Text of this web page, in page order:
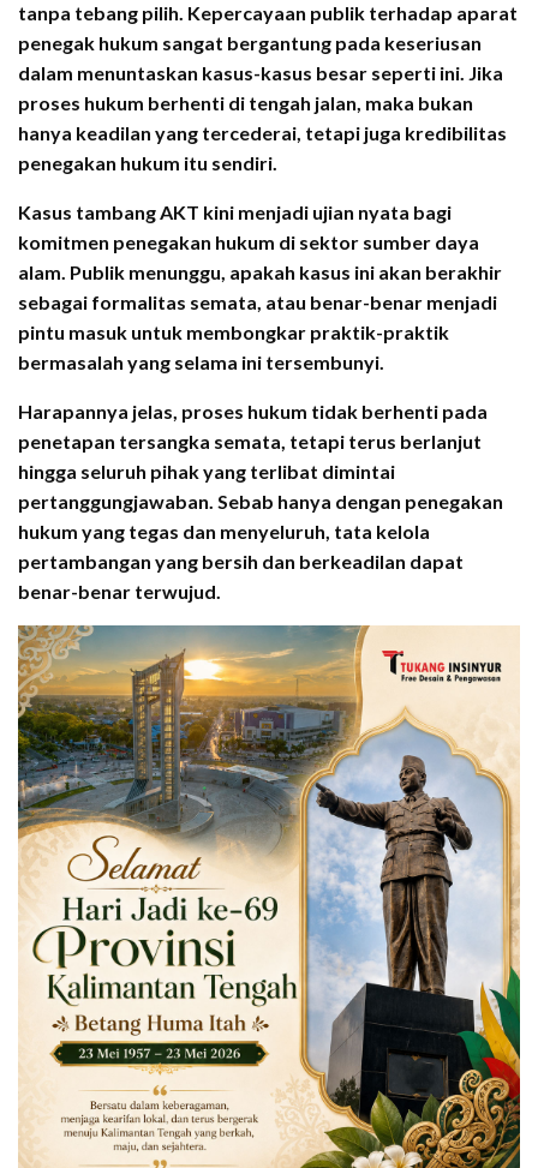
tanpa tebang pilih. Kepercayaan publik terhadap aparat
penegak hukum sangat bergantung pada keseriusan
dalam menuntaskan kasus-kasus besar seperti ini. Jika
proses hukum berhenti di tengah jalan, maka bukan
hanya keadilan yang tercederai, tetapi juga kredibilitas
penegakan hukum itu sendiri.
Kasus tambang AKT kini menjadi ujian nyata bagi
komitmen penegakan hukum di sektor sumber daya
alam. Publik menunggu, apakah kasus ini akan berakhir
sebagai formalitas semata, atau benar-benar menjadi
pintu masuk untuk membongkar praktik-praktik
bermasalah yang selama ini tersembunyi.
Harapannya jelas, proses hukum tidak berhenti pada
penetapan tersangka semata, tetapi terus berlanjut
hingga seluruh pihak yang terlibat dimintai
pertanggungjawaban. Sebab hanya dengan penegakan
hukum yang tegas dan menyeluruh, tata kelola
pertambangan yang bersih dan berkeadilan dapat
benar-benar terwujud.